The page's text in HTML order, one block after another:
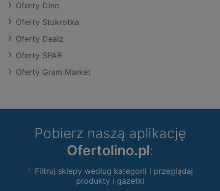
Oferty Dino
Oferty Stokrotka
Oferty Dealz
Oferty SPAR
Oferty Gram Market
Pobierz naszą aplikację
Ofertolino.pl:
Filtruj sklepy według kategorii i przeglądaj
produkty i gazetki